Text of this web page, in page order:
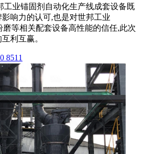
工业锚固剂自动化生产线成套设备既
响力的认可,也是对世邦工业
磨等相关配套设备高性能的信任,此次
利互赢。
8511